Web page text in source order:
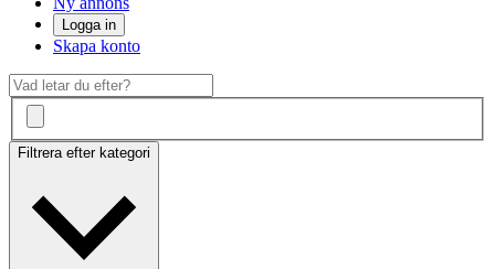
Logga in
Skapa konto
Filtrera efter kategori